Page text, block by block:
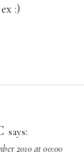
:)
says:
2010 at 00:00